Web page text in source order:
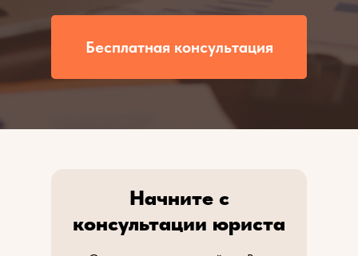
Бесплатная консультация
Начните с
консультации юриста